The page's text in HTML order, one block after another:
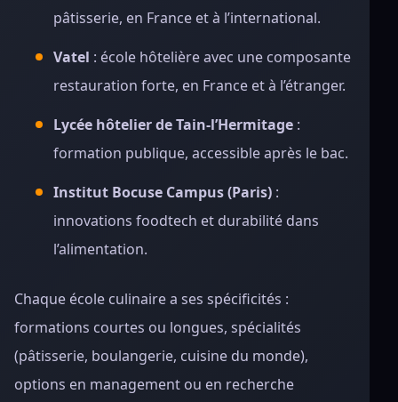
pâtisserie, en France et à l’international.
Vatel : école hôtelière avec une composante
restauration forte, en France et à l’étranger.
Lycée hôtelier de Tain-l’Hermitage :
formation publique, accessible après le bac.
Institut Bocuse Campus (Paris) :
innovations foodtech et durabilité dans
l’alimentation.
Chaque école culinaire a ses spécificités :
formations courtes ou longues, spécialités
(pâtisserie, boulangerie, cuisine du monde),
options en management ou en recherche